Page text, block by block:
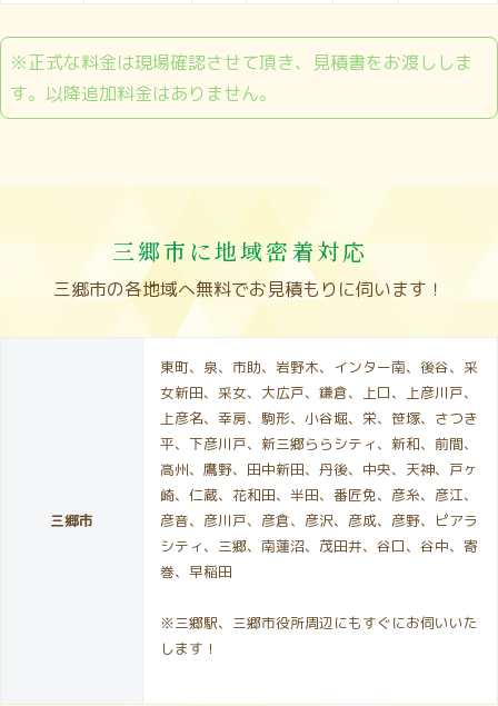
※正式な料金は現場確認させて頂き、見積書をお渡ししま
す。以降追加料金はありません。
三郷市に地域密着対応
三郷市の各地域へ無料でお見積もりに伺います！
三郷市
東町、泉、市助、岩野木、インター南、後谷、采
女新田、采女、大広戸、鎌倉、上口、上彦川戸、
上彦名、幸房、駒形、小谷堀、栄、笹塚、さつき
平、下彦川戸、新三郷ららシティ、新和、前間、
高州、鷹野、田中新田、丹後、中央、天神、戸ヶ
崎、仁蔵、花和田、半田、番匠免、彦糸、彦江、
彦音、彦川戸、彦倉、彦沢、彦成、彦野、ピアラ
シティ、三郷、南蓮沼、茂田井、谷口、谷中、寄
巻、早稲田
※三郷駅、三郷市役所周辺にもすぐにお伺いいた
します！